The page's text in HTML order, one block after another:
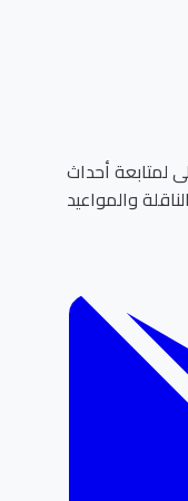
أحداث
والمواعيد